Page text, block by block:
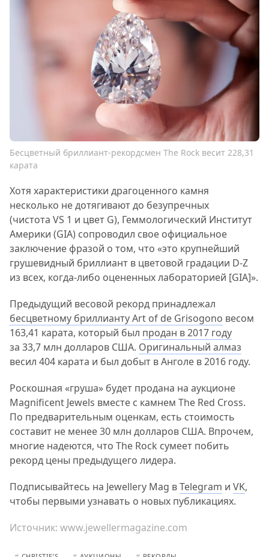
Бесцветный бриллиант-рекордсмен The Rock весит 228,31
карата
Хотя характеристики драгоценного камня
несколько не дотягивают до безупречных
(чистота VS 1 и цвет G), Геммологический Институт
Америки (GIA) сопроводил свое официальное
заключение фразой о том, что «это крупнейший
грушевидный бриллиант в цветовой градации D-Z
из всех, когда-либо оцененных лабораторией [GIA]».
Предыдущий весовой рекорд принадлежал
бесцветному бриллианту Art of de Grisogono весом
163,41 карата, который был продан в 2017 году
за 33,7 млн долларов США. Оригинальный алмаз
весил 404 карата и был добыт в Анголе в 2016 году.
Роскошная «груша» будет продана на аукционе
Magnificent Jewels вместе с камнем The Red Cross.
По предварительным оценкам, есть стоимость
составит не менее 30 млн долларов США. Впрочем,
многие надеются, что The Rock сумеет побить
рекорд цены предыдущего лидера.
Подписывайтесь на Jewellery Mag вTelegram и VK,
чтобы первыми узнавать о новых публикациях.
Источник: www.jewellermagazine.com